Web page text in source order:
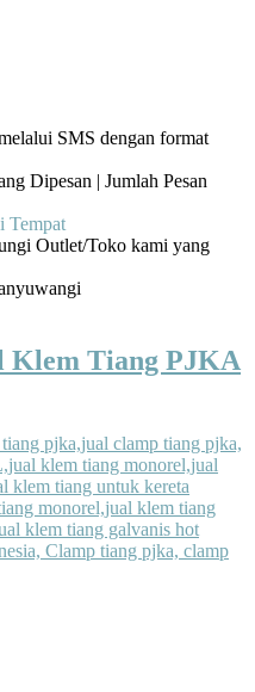
SMS dengan format
Dipesan | Jumlah Pesan
Tempat
Outlet/Toko kami yang
Klem Tiang PJKA